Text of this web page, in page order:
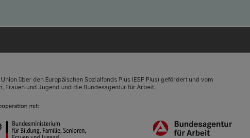
über den Europäischen Sozialfonds Plus (ESF Plus) gefördert und vom
Frauen und Jugend und die Bundesagentur für Arbeit.